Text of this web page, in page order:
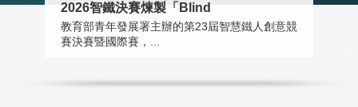
2026智鐵決賽煉製「Blind
教育部青年發展署主辦的第23屆智慧鐵人創意競
賽決賽暨國際賽，...